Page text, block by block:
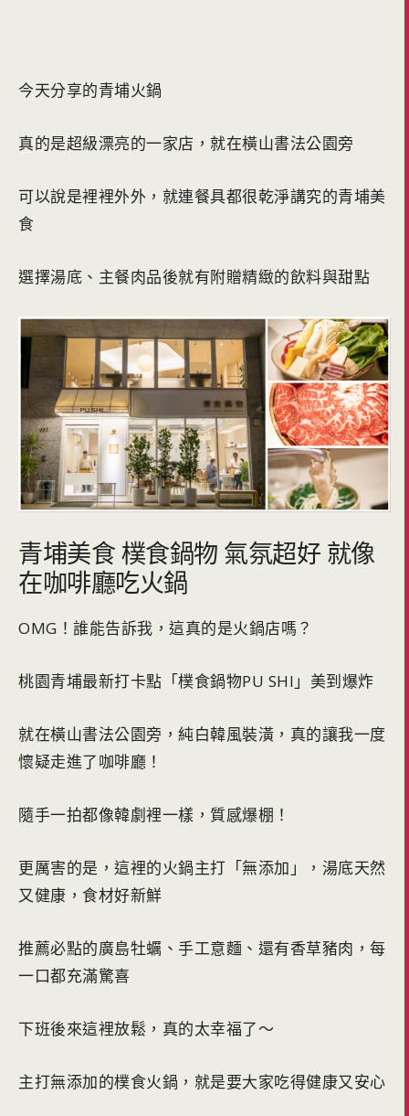
今天分享的青埔火鍋
真的是超級漂亮的一家店，就在橫山書法公園旁
可以說是裡裡外外，就連餐具都很乾淨講究的青埔美
食
選擇湯底、主餐肉品後就有附贈精緻的飲料與甜點
青埔美食 樸食鍋物 氣氛超好 就像
在咖啡廳吃火鍋
OMG！誰能告訴我，這真的是火鍋店嗎？
桃園青埔最新打卡點「樸食鍋物PU SHI」美到爆炸
就在橫山書法公園旁，純白韓風裝潢，真的讓我一度
懷疑走進了咖啡廳！
隨手一拍都像韓劇裡一樣，質感爆棚！
更厲害的是，這裡的火鍋主打「無添加」，湯底天然
又健康，食材好新鮮
推薦必點的廣島牡蠣、手工意麵、還有香草豬肉，每
一口都充滿驚喜
下班後來這裡放鬆，真的太幸福了～
主打無添加的樸食火鍋，就是要大家吃得健康又安心